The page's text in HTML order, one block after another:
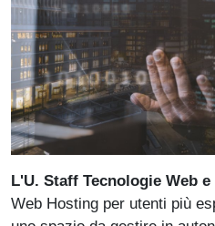
L'U. Staff Tecnologie Web
Web Hosting per utenti più